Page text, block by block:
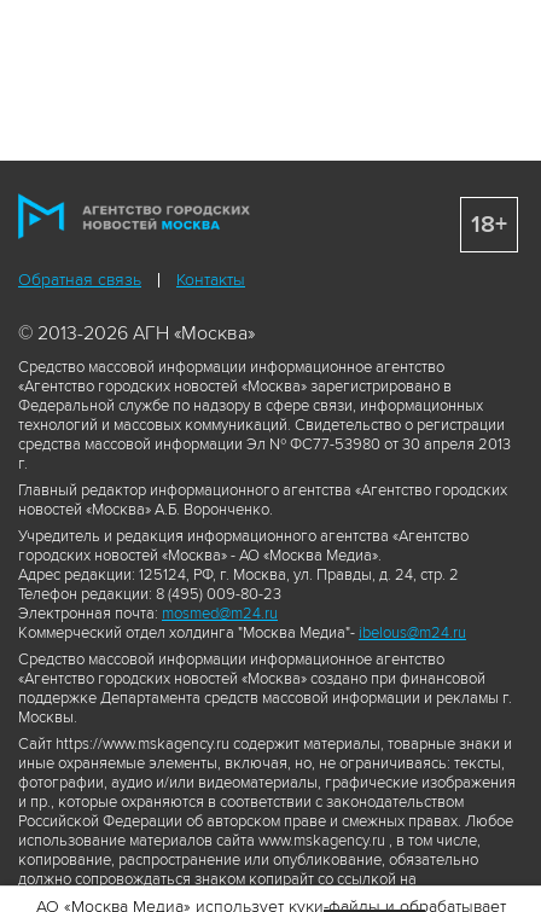
Обратная связь Контакты
© 2013-2026 АГН «Москва»
Средство массовой информации информационное агентство
«Агентство городских новостей «Москва» зарегистрировано в
Федеральной службе по надзору в сфере связи, информационных
технологий и массовых коммуникаций. Свидетельство о регистрации
средства массовой информации Эл № ФС77-53980 от 30 апреля 2013
г.
Главный редактор информационного агентства «Агентство городских
новостей «Москва» А.Б. Воронченко.
Учредитель и редакция информационного агентства «Агентство
городских новостей «Москва» - АО «Москва Медиа».
Адрес редакции: 125124, РФ, г. Москва, ул. Правды, д. 24, стр. 2
Телефон редакции: 8 (495) 009-80-23
Электронная почта: mosmed@m24.ru
Коммерческий отдел холдинга "Москва Медиа"- ibelous@m24.ru
Средство массовой информации информационное агентство
«Агентство городских новостей «Москва» создано при финансовой
поддержке Департамента средств массовой информации и рекламы г.
Москвы.
Сайт https://www.mskagency.ru содержит материалы, товарные знаки и
иные охраняемые элементы, включая, но, не ограничиваясь: тексты,
фотографии, аудио и/или видеоматериалы, графические изображения
и пр., которые охраняются в соответствии с законодательством
Российской Федерации об авторском праве и смежных правах. Любое
использование материалов сайта www.mskagency.ru , в том числе,
копирование, распространение или опубликование, обязательно
должно сопровождаться знаком копирайт со ссылкой на
правообладателя © АО «Москва Медиа», а также гиперссылкой на сайт
18+
АО «Москва Медиа» использует куки-файлы и обрабатывает